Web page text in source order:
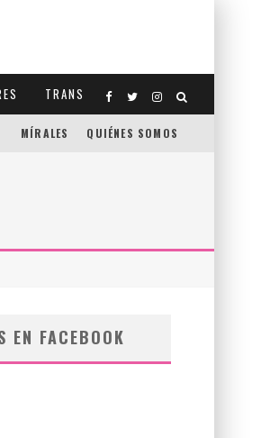
TRANS
MÍRALES QUIÉNES SOMOS
EN FACEBOOK